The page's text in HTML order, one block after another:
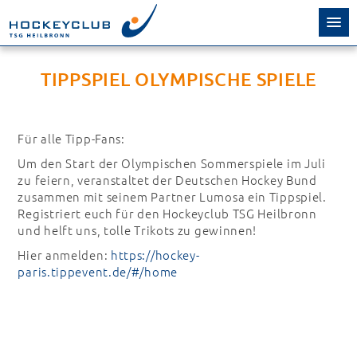
TIPPSPIEL OLYMPISCHE SPIELE
Für alle Tipp-Fans:
Um den Start der Olympischen Sommerspiele im Juli
zu feiern, veranstaltet der Deutschen Hockey Bund
zusammen mit seinem Partner Lumosa ein Tippspiel.
Registriert euch für den Hockeyclub TSG Heilbronn
und helft uns, tolle Trikots zu gewinnen!
Hier anmelden: https://hockey-
paris.tippevent.de/#/home